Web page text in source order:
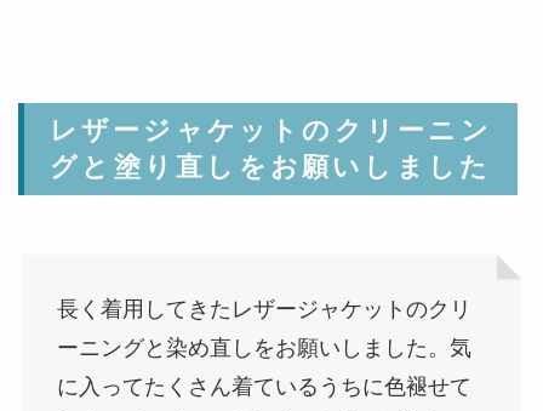
レザージャケットのクリーニン
グと塗り直しをお願いしました
長く着用してきたレザージャケットのクリ
ーニングと染め直しをお願いしました。気
に入ってたくさん着ているうちに色褪せて